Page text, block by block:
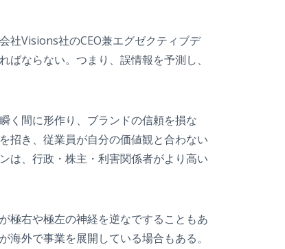
社Visions社のCEO兼エグゼクティブデ
ならない。つまり、誤情報を予測し、
く間に形作り、ブランドの信頼を損な
招き、従業員が自分の価値観と合わない
は、行政・株主・利害関係者がより高い
極右や極左の神経を逆なですることもあ
外で事業を展開している場合もある。